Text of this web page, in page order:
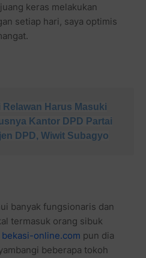
keras melakukan
setiap hari, saya optimis
Relawan Harus Masuki
Kantor DPD Partai
DPD, Wiwit Subagyo
banyak fungsionaris dan
termasuk orang sibuk
bekasi-online.com pun dia
beberapa tokoh